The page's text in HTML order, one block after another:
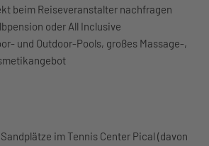
beim Reiseveranstalter nachfragen
oder All Inclusive
und Outdoor-Pools, großes Massage-,
im Tennis Center Pical (davon